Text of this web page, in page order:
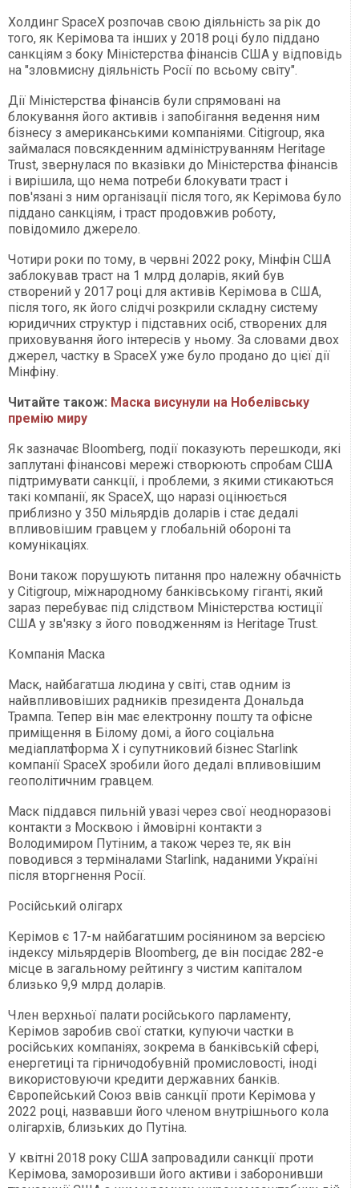
Холдинг SpaceX розпочав свою діяльність за рік до
того, як Керімова та інших у 2018 році було піддано
санкціям з боку Міністерства фінансів США у відповідь
на "зловмисну діяльність Росії по всьому світу".
Дії Міністерства фінансів були спрямовані на
блокування його активів і запобігання ведення ним
бізнесу з американськими компаніями. Citigroup, яка
займалася повсякденним адмініструванням Heritage
Trust, звернулася по вказівки до Міністерства фінансів
і вирішила, що нема потреби блокувати траст і
пов'язані з ним організації після того, як Керімова було
піддано санкціям, і траст продовжив роботу,
повідомило джерело.
Чотири роки по тому, в червні 2022 року, Мінфін США
заблокував траст на 1 млрд доларів, який був
створений у 2017 році для активів Керімова в США,
після того, як його слідчі розкрили складну систему
юридичних структур і підставних осіб, створених для
приховування його інтересів у ньому. За словами двох
джерел, частку в SpaceX уже було продано до цієї дії
Мінфіну.
Читайте також: Маска висунули на Нобелівську
премію миру
Як зазначає Bloomberg, події показують перешкоди, які
заплутані фінансові мережі створюють спробам США
підтримувати санкції, і проблеми, з якими стикаються
такі компанії, як SpaceX, що наразі оцінюється
приблизно у 350 мільярдів доларів і стає дедалі
впливовішим гравцем у глобальній обороні та
комунікаціях.
Вони також порушують питання про належну обачність
у Citigroup, міжнародному банківському гіганті, який
зараз перебуває під слідством Міністерства юстиції
США у зв'язку з його поводженням із Heritage Trust.
Компанія Маска
Маск, найбагатша людина у світі, став одним із
найвпливовіших радників президента Дональда
Трампа. Тепер він має електронну пошту та офісне
приміщення в Білому домі, а його соціальна
медіаплатформа X і супутниковий бізнес Starlink
компанії SpaceX зробили його дедалі впливовішим
геополітичним гравцем.
Маск піддався пильній увазі через свої неодноразові
контакти з Москвою і ймовірні контакти з
Володимиром Путіним, а також через те, як він
поводився з терміналами Starlink, наданими Україні
після вторгнення Росії.
Російський олігарх
Керімов є 17-м найбагатшим росіянином за версією
індексу мільярдерів Bloomberg, де він посідає 282-е
місце в загальному рейтингу з чистим капіталом
близько 9,9 млрд доларів.
Член верхньої палати російського парламенту,
Керімов заробив свої статки, купуючи частки в
російських компаніях, зокрема в банківській сфері,
енергетиці та гірничодобувній промисловості, іноді
використовуючи кредити державних банків.
Європейський Союз ввів санкції проти Керімова у
2022 році, назвавши його членом внутрішнього кола
олігархів, близьких до Путіна.
У квітні 2018 року США запровадили санкції проти
Керімова, заморозивши його активи і заборонивши